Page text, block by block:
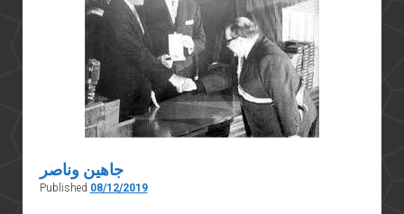
الدكتور
خالد
فهمي
على
صفحة
الموقف
المصري
جاهين وناصر
Published 08/12/2019